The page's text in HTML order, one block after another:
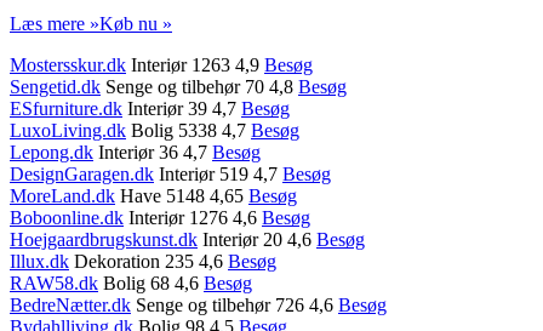
Læs mere »Køb nu »
Mostersskur.dk Interiør 1263 4,9 Besøg
Sengetid.dk Senge og tilbehør 70 4,8 Besøg
ESfurniture.dk Interiør 39 4,7 Besøg
LuxoLiving.dk Bolig 5338 4,7 Besøg
Lepong.dk Interiør 36 4,7 Besøg
DesignGaragen.dk Interiør 519 4,7 Besøg
MoreLand.dk Have 5148 4,65 Besøg
Boboonline.dk Interiør 1276 4,6 Besøg
Hoejgaardbrugskunst.dk Interiør 20 4,6 Besøg
Illux.dk Dekoration 235 4,6 Besøg
RAW58.dk Bolig 68 4,6 Besøg
BedreNætter.dk Senge og tilbehør 726 4,6 Besøg
Bydahlliving.dk Bolig 98 4,5 Besøg